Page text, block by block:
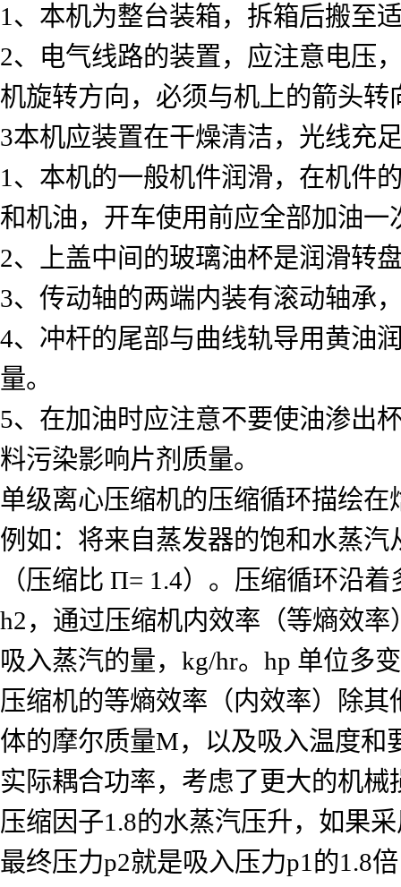
1、本机为整台装箱，拆箱后搬至
2、电气线路的装置，应注意电压
机旋转方向，必须与机上的箭头
3本机应装置在干燥清洁，光线充
1、本机的一般机件润滑，在机件
和机油，开车使用前应全部加油
2、上盖中间的玻璃油杯是润滑转
3、传动轴的两端内装有滚动轴承
4、冲杆的尾部与曲线轨导用黄油
量。
5、在加油时应注意不要使油渗出
料污染影响片剂质量。
单级离心压缩机的压缩循环描绘
例如：将来自蒸发器的饱和水蒸汽
（压缩比 Π= 1.4）。压缩循环沿
h2，通过压缩机内效率（等熵效
吸入蒸汽的量，kg/hr。hp 单位多
压缩机的等熵效率（内效率）除
体的摩尔质量M，以及吸入温度和
实际耦合功率，考虑了更大的机
压缩因子1.8的水蒸汽压升，如果
最终压力p2就是吸入压力p1的1.8